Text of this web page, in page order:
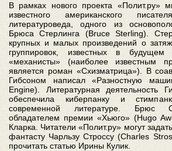
В рамках нового проекта «Полит.ру»
известного американского
литературоведа, одного из
Брюса Стерлинга (Bruce Sterling).
крупных и малых произведений о
группировок, известных в
«механисты» (наиболее известным
является роман «Схизматрица»). В
Гибсоном написал «Разностную
Engine). Литературная деятельность
обеспечила киберпанку и
современной литературе. Брюс
обладателем премии «Хьюго» (Hugo
Кларка. Читатели «Полит.ру» могут
фантасту Чарльзу Строссу (Charles
прочитать статью Ирины Кулик.